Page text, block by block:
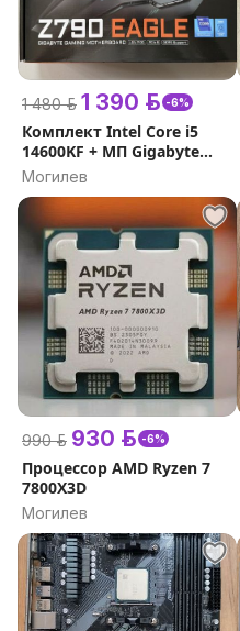
1 480 р. 1 390 р. -6%
Комплект Intel Core i5
14600KF + МП Gigabyte
Z790 Eagle ( гарантия )
Могилев
990 р. 930 р. -6%
Процессор AMD Ryzen 7
7800X3D
Могилев